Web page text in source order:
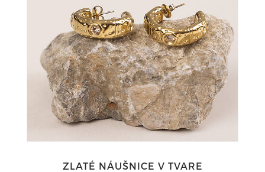
ZLATÉ NÁUŠNICE V TVARE